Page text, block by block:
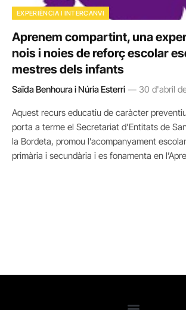
EXPERIÈNCIA I INTERCANVI
Aprenem compartint, una
nois i noies de reforç escolar
mestres dels infants
Saïda Benhoura i Núria Esterri 30 d'abril
Aquest recurs educatiu de caràcter
porta a terme el Secretariat d’Entitats de
la Bordeta, promou l’acompanyament
primària i secundària i es fonamenta en